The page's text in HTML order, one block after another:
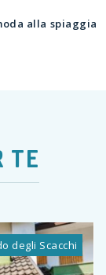
alla spiaggia
TE
degli Scacchi